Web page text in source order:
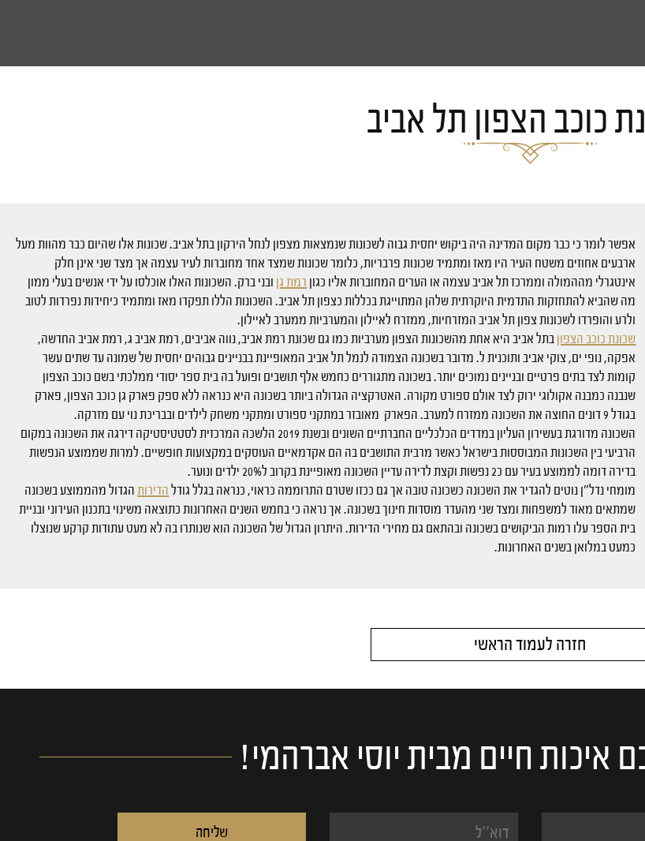
כוכב הצפון תל אביב
אפשר לומר כי כבר מקום המדינה היה ביקוש יחסית גבוה לשכונות שנמצאות מצפון לנחל הירקון בתל אביב. שכונות אלו שהיום כבר מהוות מעל
ארבעים אחוזים משטח העיר היו מאז ומתמיד שכונות פרבריות, כלומר שכונות שמצד אחד מחוברות לעיר עצמה אך מצד שני אינן חלק
אינטגרלי מההמולה וממרכז תל אביב עצמה או הערים המחוברות אליו כגון רמת גן ובני ברק. השכונות האלו אוכלסו על ידי אנשים בעלי ממון
מה שהביא להתחזקות התדמית היוקרתית שלהן המתוייגת בכללות כצפון תל אביב. השכונות הללו תפקדו מאז ומתמיד כיחידות נפרדות לטוב
ולרע והופרדו לשכונות צפון תל אביב המזרחיות, ממזרח לאיילון והמערביות ממערב לאיילון.
שכונת כוכב הצפוןבתל אביב היא אחת מהשכונות הצפון מערביות כמו גם שכונת רמת אביב, נווה אביבים, רמת אביב ג, רמת אביב החדשה,
אפקה, נופי ים, צוקי אביב ותוכנית ל. מדובר בשכונה הצמודה לנמל תל אביב המאופיינת בבניינים גבוהים יחסית של שמונה עד שתים עשר
קומות לצד בתים פרטיים ובניינים נמוכים יותר. בשכונה מתגוררים כחמש אלף תושבים ופועל בה בית ספר יסודי ממלכתי בשם כוכב הצפון
שנבנה כמבנה אקולוגי ירוק לצד אולם ספורט מקורה. האטרקציה הגדולה ביותר בשכונה היא כנראה ללא ספק פארק גן כוכב הצפון, פארק
בגודל 9 דונים החוצה את השכונה ממזרח למערב. הפארק מאובזר במתקני ספורט ומתקני משחק לילדים ובבריכת נוי עם מזרקה.
השכונה מדורגת בעשירון העליון במדדים הכלכליים החברתיים השונים ובשנת 2019 הלשכה המרכזית לסטטיסטיקה דירגה את השכונה במקום
הרביעי בין השכונות המבוססות בישראל כאשר מרבית התושבים בה הם אקדמאיים העוסקים במקצועות חופשיים. למרות שממוצע הנפשות
בדירה דומה לממוצע בעיר עם כ2 נפשות וקצת לדירה עדיין השכונה מאופיינת בקרוב ל20% ילדים ונוער.
מומחי נדל"ן נוטים להגדיר את השכונה כשכונה טובה אך גם ככזו שטרם התרוממה כראוי, כנראה בגלל גודלהדירותהגדול מהממוצע בשכונה
שמתאים מאוד למשפחות ומצד שני מהעדר מוסדות חינוך בשכונה. אך נראה כי בחמש השנים האחרונות כתוצאה משינוי בתכנון העירוני ובניית
בית הספר עלו רמות הביקושים בשכונה ובהתאם גם מחירי הדירות. היתרון הגדול של השכונה הוא שנותרו בה לא מעט עתודות קרקע שנוצלו
כמעט במלואן בשנים האחרונות.
חזרה לעמוד הראשי
איכות חיים מבית יוסי אברהמי!